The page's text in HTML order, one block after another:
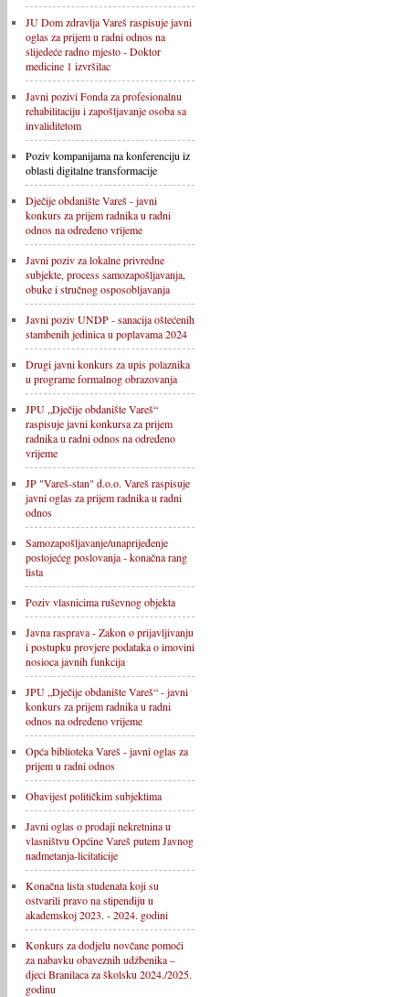
JU Dom zdravlja Vareš raspisuje javni
oglas za prijem u radni odnos na
slijedeće radno mjesto - Doktor
medicine 1 izvršilac
Javni pozivi Fonda za profesionalnu
rehabilitaciju i zapošljavanje osoba sa
invaliditetom
Poziv kompanijama na konferenciju iz
oblasti digitalne transformacije
Dječije obdanište Vareš - javni
konkurs za prijem radnika u radni
odnos na određeno vrijeme
Javni poziv za lokalne privredne
subjekte, process samozapošljavanja,
obuke i stručnog osposobljavanja
Javni poziv UNDP - sanacija oštećenih
stambenih jedinica u poplavama 2024
Drugi javni konkurs za upis polaznika
u programe formalnog obrazovanja
JPU „Dječije obdanište Vareš“
raspisuje javni konkursa za prijem
radnika u radni odnos na određeno
vrijeme
JP "Vareš-stan" d.o.o. Vareš raspisuje
javni oglas za prijem radnika u radni
odnos
Samozapošljavanje/unaprijeđenje
postojećeg poslovanja - konačna rang
lista
Poziv vlasnicima ruševnog objekta
Javna rasprava - Zakon o prijavljivanju
i postupku provjere podataka o imovini
nosioca javnih funkcija
JPU „Dječije obdanište Vareš“ - javni
konkurs za prijem radnika u radni
odnos na određeno vrijeme
Opća biblioteka Vareš - javni oglas za
prijem u radni odnos
Obavijest političkim subjektima
Javni oglas o prodaji nekretnina u
vlasništvu Općine Vareš putem Javnog
nadmetanja-licitaticije
Konačna lista studenata koji su
ostvarili pravo na stipendiju u
akademskoj 2023. - 2024. godini
Konkurs za dodjelu novčane pomoći
za nabavku obaveznih udžbenika –
djeci Branilaca za školsku 2024./2025.
godinu